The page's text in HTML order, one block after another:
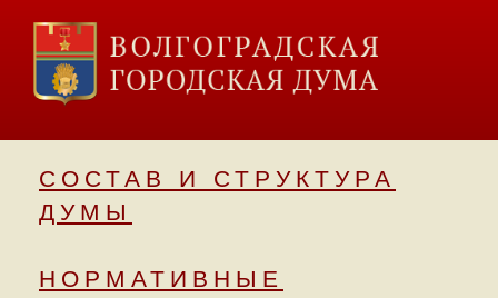
СОСТАВ И СТРУКТУРА
ДУМЫ
НОРМАТИВНЫЕ